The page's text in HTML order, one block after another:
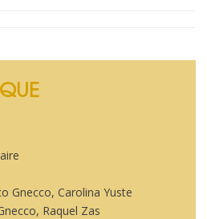
Gnecco, Carolina Yuste
Raquel Zas